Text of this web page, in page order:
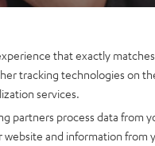
that exactly
tracking technologies on
services.
partners process data from
and information from